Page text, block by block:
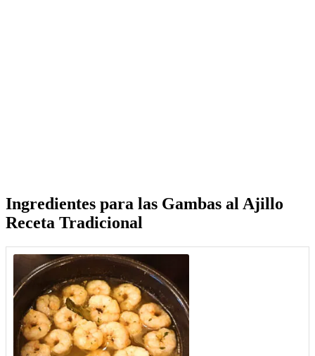
Ingredientes para las Gambas al Ajillo
Receta Tradicional